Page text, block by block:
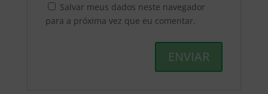
Salvar meus dados neste navegador
para a próxima vez que eu comentar.